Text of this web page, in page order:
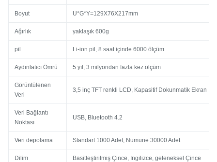
Boyut U*G*Y=129X76X217mm
Ağırlık yaklaşık 600g
pil Li-ion pil, 8 saat içinde 6000 ölçüm
Aydınlatıcı Ömrü 5 yıl, 3 milyondan fazla kez ölçüm
Görüntülenen
Veri
3,5 inç TFT renkli LCD, Kapasitif Dokunmatik Ekran
Veri Bağlantı
Noktası
USB, Bluetooth 4.2
Veri depolama Standart 1000 Adet, Numune 30000 Adet
Dilim Basitleştirilmiş Çince, İngilizce, geleneksel Çince